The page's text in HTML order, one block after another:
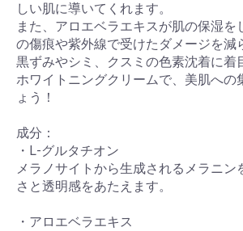
しい肌に導いてくれます。
また、アロエベラエキスが肌の保湿を
の傷痕や紫外線で受けたダメージを減
黒ずみやシミ、クスミの色素沈着に着
ホワイトニングクリームで、美肌への
ょう！
成分：
・L-グルタチオン
メラノサイトから生成されるメラニン
さと透明感をあたえます。
・アロエベラエキス